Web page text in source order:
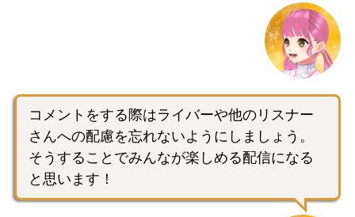
コメントをする際はライバーや他のリスナー
さんへの配慮を忘れないようにしましょう。
そうすることでみんなが楽しめる配信になる
と思います！